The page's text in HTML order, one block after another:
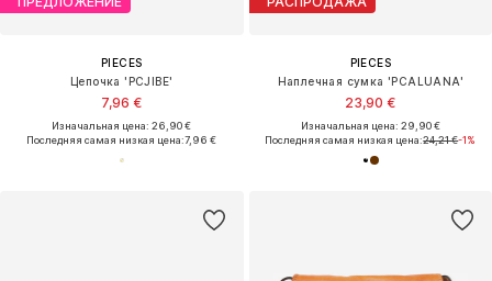
PIECES
Цепочка 'PCJIBE'
7,96 €
Изначальная цена: 26,90 €
Последняя самая низкая цена:7,96 €
PIECES
Наплечная сумка 'PCALUANA'
23,90 €
Изначальная цена: 29,90 €
Последняя самая низкая цена:24,21 €-1%